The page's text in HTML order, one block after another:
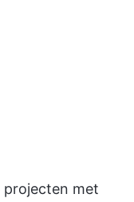
projecten met